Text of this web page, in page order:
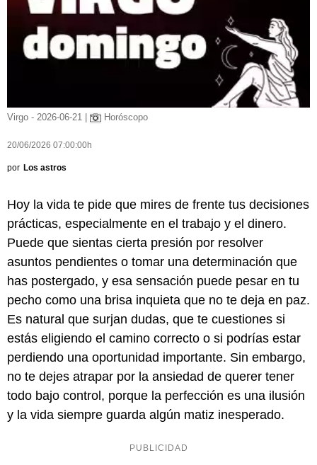
Virgo - 2026-06-21 | Horóscopo
20/06/2026 07:00:00h
por Los astros
Hoy la vida te pide que mires de frente tus decisiones
prácticas, especialmente en el trabajo y el dinero.
Puede que sientas cierta presión por resolver
asuntos pendientes o tomar una determinación que
has postergado, y esa sensación puede pesar en tu
pecho como una brisa inquieta que no te deja en paz.
Es natural que surjan dudas, que te cuestiones si
estás eligiendo el camino correcto o si podrías estar
perdiendo una oportunidad importante. Sin embargo,
no te dejes atrapar por la ansiedad de querer tener
todo bajo control, porque la perfección es una ilusión
y la vida siempre guarda algún matiz inesperado.